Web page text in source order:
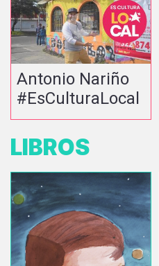
Antonio Nariño
#EsCulturaLocal
LIBROS